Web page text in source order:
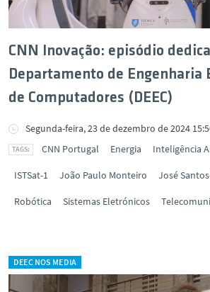
CNN Inovação: episódio
Departamento de Engenharia
de Computadores (DEEC)
Segunda-feira, 23 de dezembro de 2024
CNN Portugal
Energia Inteligência
ISTSat-1 João Paulo Monteiro José
Robótica Sistemas Eletrónicos
DEEC NOS MEDIA